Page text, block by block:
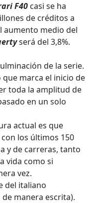
F40 casi se ha
de créditos a
aumento medio del
será del 3,8%.
de la serie.
marca el inicio de
toda la amplitud de
en un solo
actual es que
los últimos 150
y de carreras, tanto
vida como si
vez.
del italiano
manera escrita).